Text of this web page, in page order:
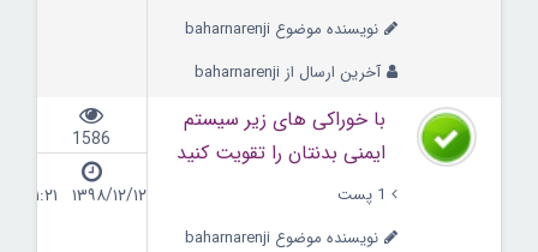
نویسنده موضوع baharnarenji
آخرین ارسال از baharnarenji
با خوراکی های زیر سیستم
ایمنی بدنتان را تقویت کنید
1 پست
نویسنده موضوع baharnarenji
1586
۱۳۹۸/۱۲/۱۲ ۱۱:۲۱